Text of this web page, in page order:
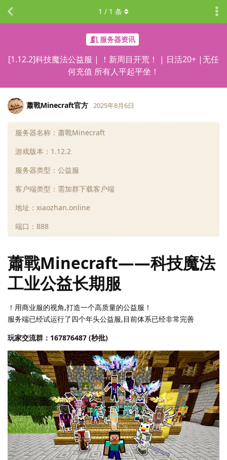
服务器资讯
[1.12.2]科技魔法公益服 | ！新周目开荒！ | 日活20+ |无任
何充值 所有人平起平坐！
1 / 1 条
蕭戰Minecraft官方 2025年8月6日
服务器名称：蕭戰Minecraft
游戏版本：1.12.2
服务器类型：公益服
客户端类型：需加群下载客户端
地址：xiaozhan.online
端口：888
蕭戰Minecraft——科技魔法
工业公益长期服
！用商业服的视角,打造一个高质量的公益服！
服务端已经试运行了四个年头公益服,目前体系已经非常完善
玩家交流群：167876487 (秒批)